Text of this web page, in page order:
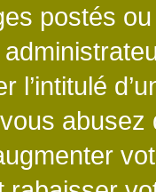
postés
l’intitulé
vous